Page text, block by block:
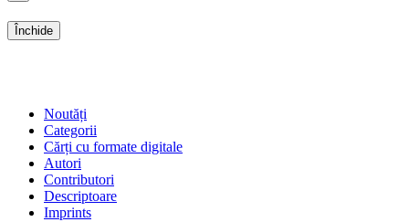
Închide
Noutăți
Categorii
Cărți cu formate digitale
Autori
Contributori
Descriptoare
Imprints